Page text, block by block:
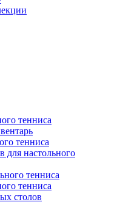
тенниса
тенниса
для настольного
тенниса
тенниса
столов